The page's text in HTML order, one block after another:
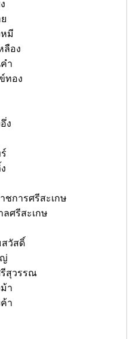
มี
ลือง
ำ
ทอง
ง
ชการศรีสะเกษ
ศรีสะเกษ
วัสดิ์
สุวรรณ
า
า